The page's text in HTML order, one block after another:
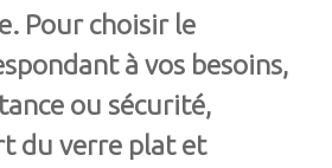
Pour choisir le
à vos besoins,
ou sécurité,
du verre plat et